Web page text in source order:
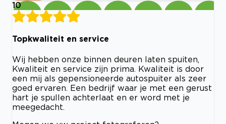
10
Topkwaliteit en service
Wij hebben onze binnen deuren laten spuiten,
Kwaliteit en service zijn prima. Kwaliteit is door
een mij als gepensioneerde autospuiter als zeer
goed ervaren. Een bedrijf waar je met een gerust
hart je spullen achterlaat en er word met je
meegedacht.